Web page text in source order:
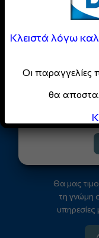
Θα μας
τη γνώμη
υπηρεσίες
Κλειστά λόγω
Οι παραγγελίες
θα